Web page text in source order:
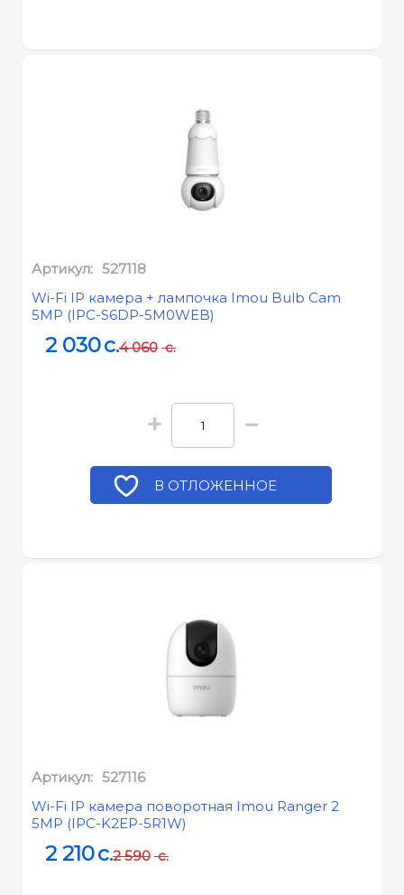
Артикул: 527118
Wi-Fi IP камера + лампочка Imou Bulb Cam
5MP (IPC-S6DP-5M0WEB)
2 030c.4 060 c.
+ −
В ОТЛОЖЕННОЕ
Артикул: 527116
Wi-Fi IP камера поворотная Imou Ranger 2
5MP (IPC-K2EP-5R1W)
2 210c.2 590 c.